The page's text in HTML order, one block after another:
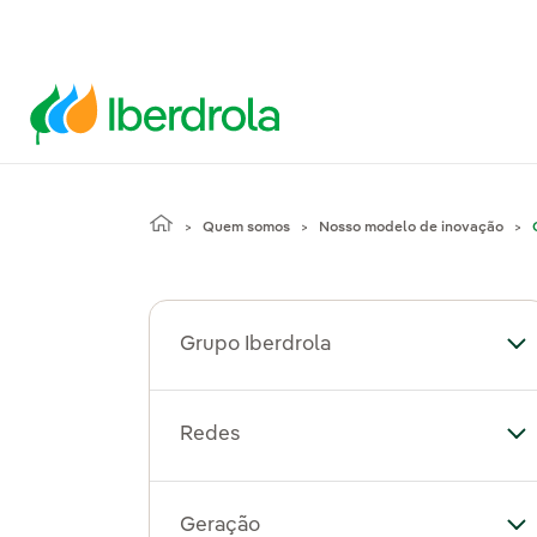
Quem somos Nosso modelo de inovação
Grupo Iberdrola
Redes
Geração